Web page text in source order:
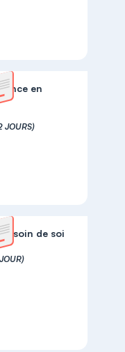
en
JOURS)
soin de soi